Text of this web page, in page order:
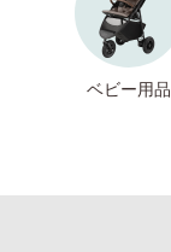
ベビー用品